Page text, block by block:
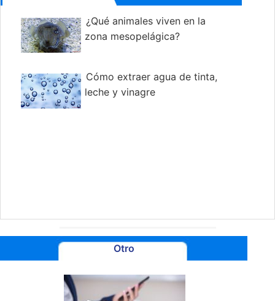
¿Qué animales viven en la
zona mesopelágica?
Cómo extraer agua de tinta,
leche y vinagre
Otro